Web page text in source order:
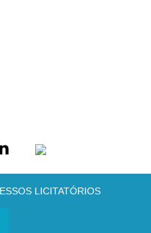
LICITATÓRIOS